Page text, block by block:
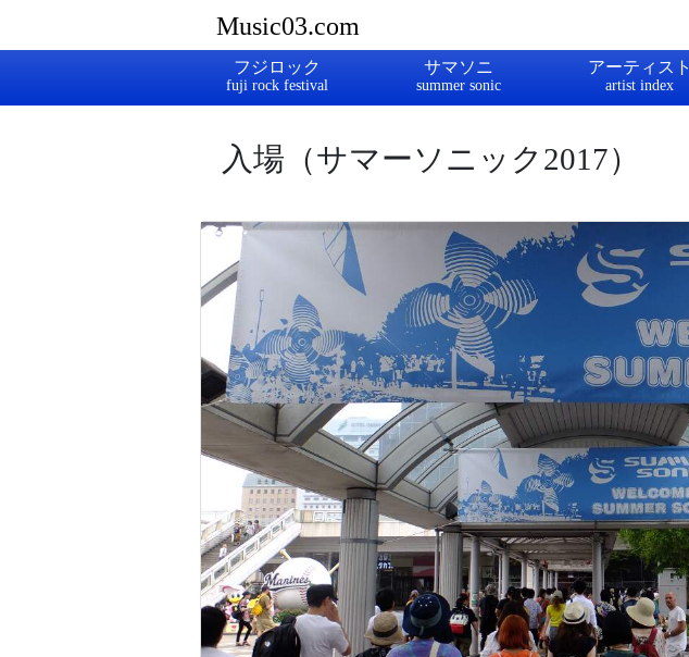
Music03.com
フジロック サマソニ アーティスト
入場（サマーソニック2017）